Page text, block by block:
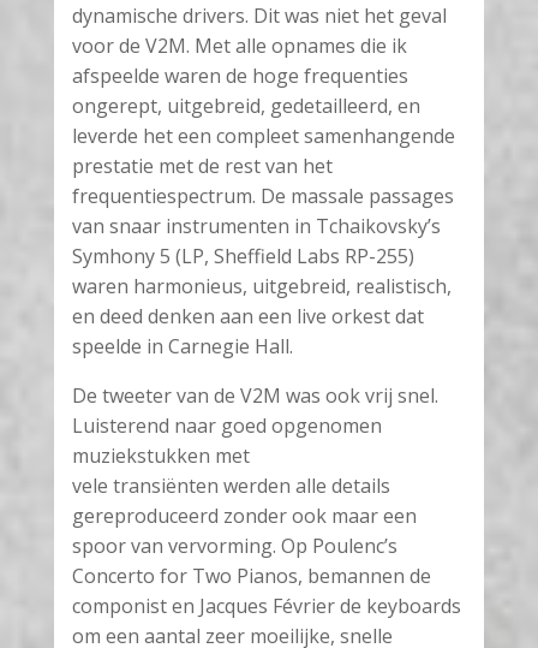
dynamische drivers. Dit was niet het geval
voor de V2M. Met alle opnames die ik
afspeelde waren de hoge frequenties
ongerept, uitgebreid, gedetailleerd, en
leverde het een compleet samenhangende
prestatie met de rest van het
frequentiespectrum. De massale passages
van snaar instrumenten in Tchaikovsky’s
Symhony 5 (LP, Sheffield Labs RP-255)
waren harmonieus, uitgebreid, realistisch,
en deed denken aan een live orkest dat
speelde in Carnegie Hall.
De tweeter van de V2M was ook vrij snel.
Luisterend naar goed opgenomen
muziekstukken met
vele transiënten werden alle details
gereproduceerd zonder ook maar een
spoor van vervorming. Op Poulenc’s
Concerto for Two Pianos, bemannen de
componist en Jacques Février de keyboards
om een aantal zeer moeilijke, snelle